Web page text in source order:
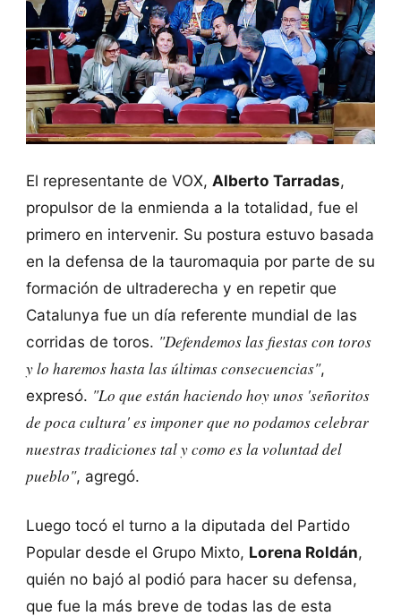
El representante de VOX, Alberto Tarradas,
propulsor de la enmienda a la totalidad, fue el
primero en intervenir. Su postura estuvo basada
en la defensa de la tauromaquia por parte de su
formación de ultraderecha y en repetir que
Catalunya fue un día referente mundial de las
corridas de toros. "Defendemos las fiestas con toros
y lo haremos hasta las últimas consecuencias",
expresó. "Lo que están haciendo hoy unos 'señoritos
de poca cultura' es imponer que no podamos celebrar
nuestras tradiciones tal y como es la voluntad del
pueblo", agregó.
Luego tocó el turno a la diputada del Partido
Popular desde el Grupo Mixto, Lorena Roldán,
quién no bajó al podió para hacer su defensa,
que fue la más breve de todas las de esta